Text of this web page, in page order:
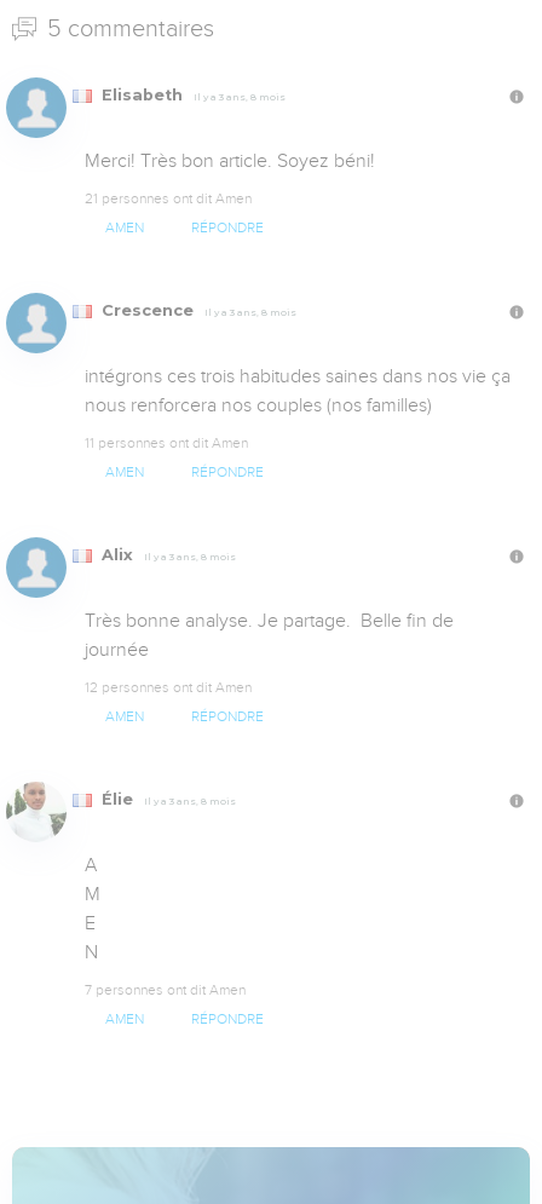
5 commentaires
Elisabeth Il y a 3 ans, 8 mois
Merci! Très bon article. Soyez béni!
21 personnes ont dit Amen
AMEN RÉPONDRE
Crescence Il y a 3 ans, 8 mois
intégrons ces trois habitudes saines dans nos vie ça
nous renforcera nos couples (nos familles)
11 personnes ont dit Amen
AMEN RÉPONDRE
Alix Il y a 3 ans, 8 mois
Très bonne analyse. Je partage.  Belle fin de
journée
12 personnes ont dit Amen
AMEN RÉPONDRE
Élie Il y a 3 ans, 8 mois
A
M
E
N
7 personnes ont dit Amen
AMEN RÉPONDRE